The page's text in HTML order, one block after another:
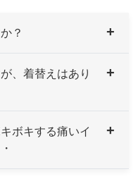
？
みや違和感などがあ
していただき、経過
していくためには、
ください。
、着替えはあり
しております。サイ
申し付けください。
ボキする痛いイ